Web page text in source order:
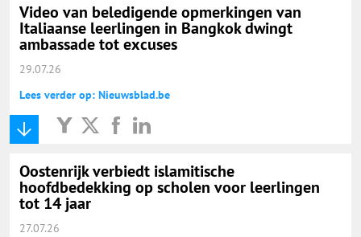
Video van beledigende opmerkingen van
Italiaanse leerlingen in Bangkok dwingt
ambassade tot excuses
29.07.26
Lees verder op: Nieuwsblad.be
Oostenrijk verbiedt islamitische
hoofdbedekking op scholen voor leerlingen
tot 14 jaar
27.07.26